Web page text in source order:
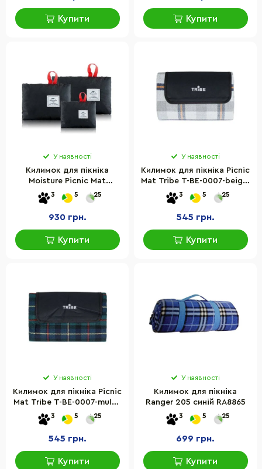
Купити Купити
У наявності
Килимок для пікніка
Moisture Picnic Mat
NH17D050-B Naturehike
6927595724651, 145*200
см, р-р L
3 5 25
930 грн.
Купити
У наявності
Килимок для пікніка Picnic
Mat Tribe T-BE-0007-beige,
акриловий
3 5 25
545 грн.
Купити
У наявності
Килимок для пікніка Picnic
Mat Tribe T-BE-0007-multi-
dark, акриловий
3 5 25
545 грн.
Купити
У наявності
Килимок для пікніка
Ranger 205 синій RA8865
3 5 25
699 грн.
Купити